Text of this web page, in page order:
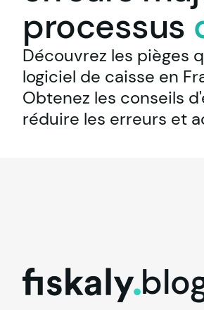
processus
Découvrez les pièges
logiciel de caisse en
Obtenez les conseils
réduire les erreurs et
fiskaly.